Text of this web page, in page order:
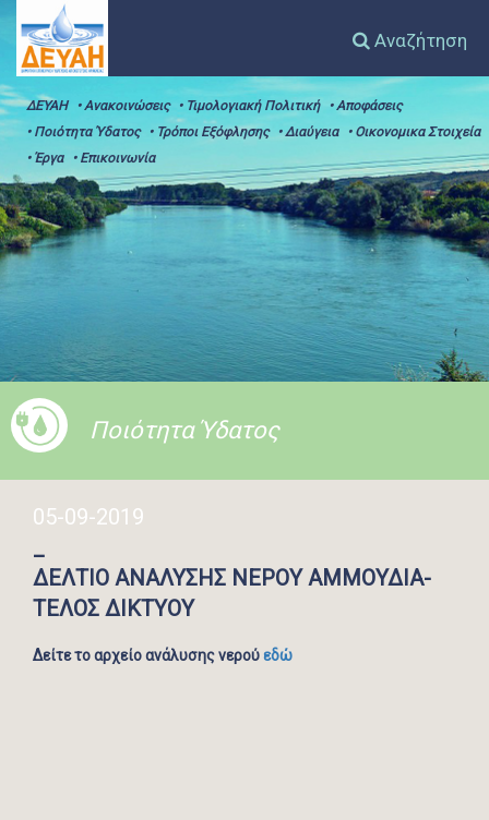
Αναζήτηση
ΔΕΥΑΗ • Ανακοινώσεις • Τιμολογιακή Πολιτική
• Αποφάσεις
• Ποιότητα Ύδατος
• Τρόποι Εξόφλησης • Διαύγεια
• Οικονομικα Στοιχεία
• Έργα
• Επικοινωνία
Ποιότητα Ύδατος
05-09-2019
_
ΔΕΛΤΙΟ ΑΝΑΛΥΣΗΣ ΝΕΡΟΥ ΑΜΜΟΥΔΙΑ-
ΤΕΛΟΣ ΔΙΚΤΥΟΥ
Δείτε το αρχείο ανάλυσης νερούεδώ